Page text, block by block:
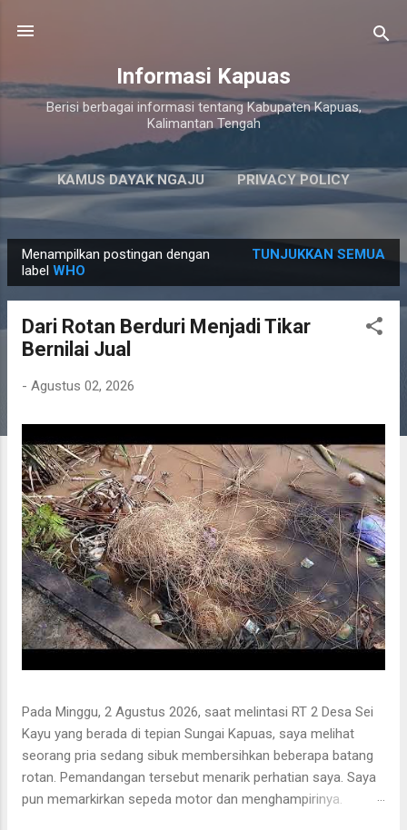
Informasi Kapuas
Berisi berbagai informasi tentang Kabupaten Kapuas,
Kalimantan Tengah
KAMUS DAYAK NGAJU PRIVACY POLICY
LAINNYA…
o
Menampilkan postingan dengan
label WHO
TUNJUKKAN SEMUA
Dari Rotan Berduri Menjadi Tikar
Bernilai Jual
- Agustus 02, 2026
Pada Minggu, 2 Agustus 2026, saat melintasi RT 2 Desa Sei
Kayu yang berada di tepian Sungai Kapuas, saya melihat
seorang pria sedang sibuk membersihkan beberapa batang
rotan. Pemandangan tersebut menarik perhatian saya. Saya
pun memarkirkan sepeda motor dan menghampirinya.